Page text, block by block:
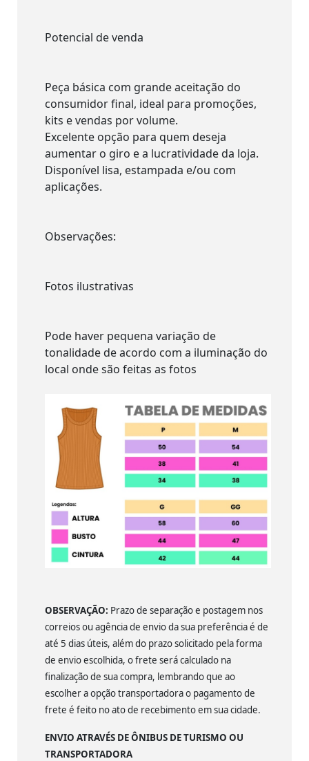
Potencial de venda
Peça básica com grande aceitação do
consumidor final, ideal para promoções,
kits e vendas por volume.
Excelente opção para quem deseja
aumentar o giro e a lucratividade da loja.
Disponível lisa, estampada e/ou com
aplicações.
Observações:
Fotos ilustrativas
Pode haver pequena variação de
tonalidade de acordo com a iluminação do
local onde são feitas as fotos
OBSERVAÇÃO: Prazo de separação e postagem nos
correios ou agência de envio da sua preferência é de
até 5 dias úteis, além do prazo solicitado pela forma
de envio escolhida, o frete será calculado na
finalização de sua compra, lembrando que ao
escolher a opção transportadora o pagamento de
frete é feito no ato de recebimento em sua cidade.
ENVIO ATRAVÉS DE ÔNIBUS DE TURISMO OU
TRANSPORTADORA